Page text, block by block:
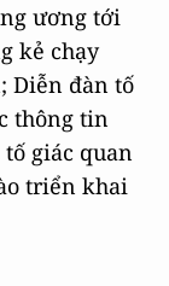
ương tới
kẻ chạy
Diễn đàn tố
thông tin
giác quan
triển khai